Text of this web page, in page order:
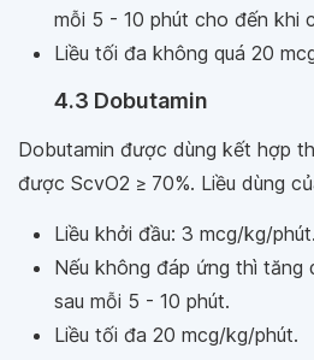
mỗi 5 - 10 phút cho đến khi
Liều tối đa không quá 20
4.3 Dobutamin
Dobutamin được dùng kết hợp
được ScvO2 ≥ 70%. Liều dùng
Liều khởi đầu: 3 mcg/kg/phút.
Nếu không đáp ứng thì tăng
sau mỗi 5 - 10 phút.
Liều tối đa 20 mcg/kg/phút.